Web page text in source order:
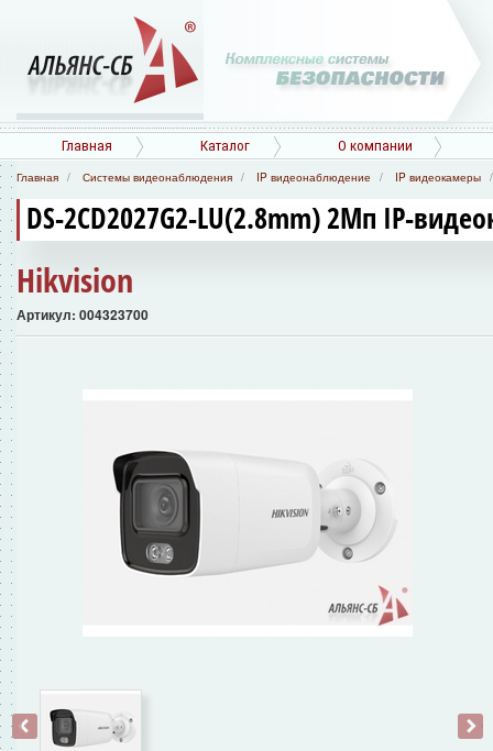
Главная Каталог О компании
Главная Системы видеонаблюдения IP видеонаблюдение IP видеокамеры
DS-2CD2027G2-LU(2.8mm) 2Мп IP-
Hikvision
Артикул: 004323700
‹ ›